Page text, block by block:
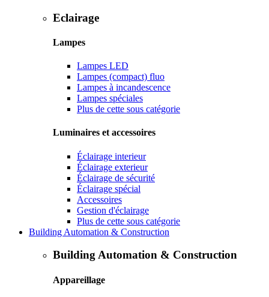
Eclairage
Lampes
Lampes LED
Lampes (compact) fluo
Lampes à incandescence
Lampes spéciales
Plus de cette sous catégorie
Luminaires et accessoires
Éclairage interieur
Éclairage exterieur
Éclairage de sécurité
Éclairage spécial
Accessoires
Gestion d'éclairage
Plus de cette sous catégorie
Building Automation & Construction
Building Automation & Construction
Appareillage